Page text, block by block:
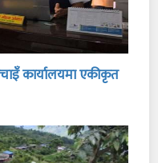
कार्यालयमा एकीकृत